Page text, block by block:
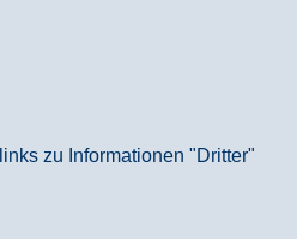
zu Informationen "Dritter"